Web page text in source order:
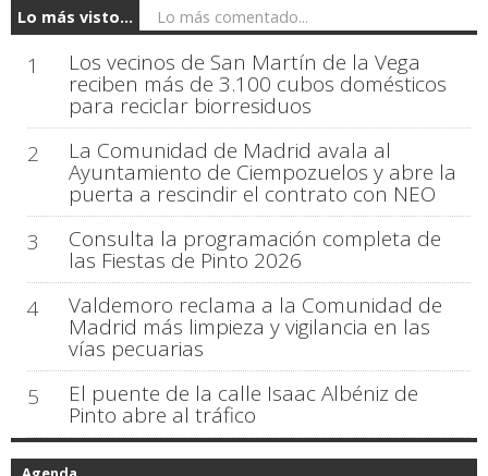
Lo más visto... Lo más comentado...
1 Los vecinos de San Martín de la Vega
reciben más de 3.100 cubos domésticos
para reciclar biorresiduos
2
La Comunidad de Madrid avala al
Ayuntamiento de Ciempozuelos y abre la
puerta a rescindir el contrato con NEO
3
Consulta la programación completa de
las Fiestas de Pinto 2026
4
Valdemoro reclama a la Comunidad de
Madrid más limpieza y vigilancia en las
vías pecuarias
5
El puente de la calle Isaac Albéniz de
Pinto abre al tráfico